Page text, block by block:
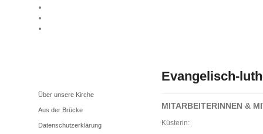
Über unsere Kirche
Aus der Brücke
Datenschutzerklärung
Evangelisch-
MITARBEITERINNEN &
Küsterin: